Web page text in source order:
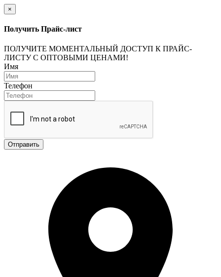
×
Получить Прайс-лист
ПОЛУЧИТЕ МОМЕНТАЛЬНЫЙ ДОСТУП К ПРАЙС-
ЛИСТУ С ОПТОВЫМИ ЦЕНАМИ!
Имя
Телефон
Отправить